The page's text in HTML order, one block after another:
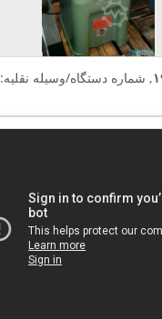
, شماره دستگاه/وسیله نقلیه: